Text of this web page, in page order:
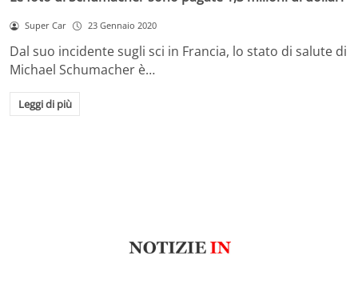
Super Car 23 Gennaio 2020
Dal suo incidente sugli sci in Francia, lo stato di salute di
Michael Schumacher è…
Leggi di più